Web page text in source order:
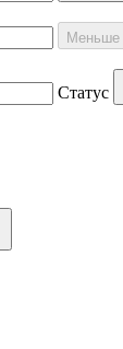
Меньше
Статус